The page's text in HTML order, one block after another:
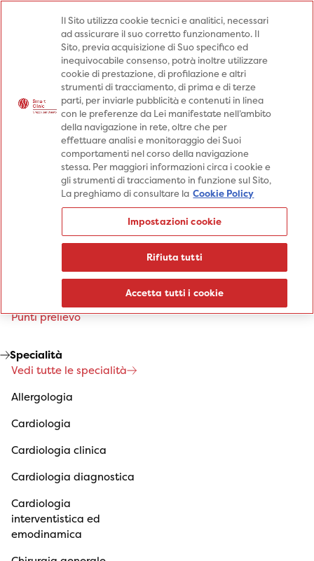
Prenota una visita
Prenota una visita
Specialità
Prestazioni
Patologie
Informazioni
Punti prelievo
Specialità
Vedi tutte le specialità
Allergologia
Cardiologia
Cardiologia clinica
Cardiologia diagnostica
Cardiologia
interventistica ed
emodinamica
Medici Punti prelievo
Specialità
Prestazioni
Patologie
Sedi
Percorsi
Informazioni
Prenota una visita
Prenota una visita
Il Sito utilizza cookie tecnici e analitici, necessari
ad assicurare il suo corretto funzionamento. Il
Sito, previa acquisizione di Suo specifico ed
inequivocabile consenso, potrà inoltre utilizzare
cookie di prestazione, di profilazione e altri
strumenti di tracciamento, di prima e di terze
parti, per inviarle pubblicità e contenuti in linea
con le preferenze da Lei manifestate nell’ambito
della navigazione in rete, oltre che per
effettuare analisi e monitoraggio dei Suoi
comportamenti nel corso della navigazione
stessa. Per maggiori informazioni circa i cookie e
gli strumenti di tracciamento in funzione sul Sito,
La preghiamo di consultare la Cookie Policy
Impostazioni cookie
Rifiuta tutti
Accetta tutti i cookie